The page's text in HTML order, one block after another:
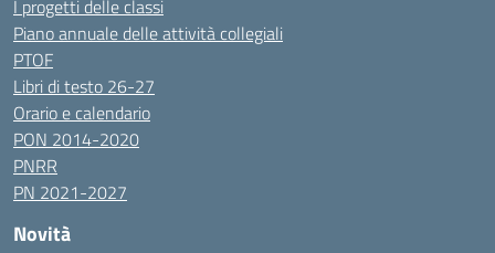
I progetti delle classi
Piano annuale delle attività collegiali
PTOF
Libri di testo 26-27
Orario e calendario
PON 2014-2020
PNRR
PN 2021-2027
Novità